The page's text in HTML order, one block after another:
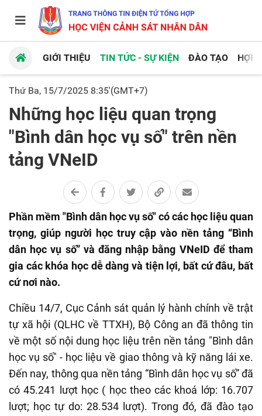
GIỚI THIỆU TIN TỨC - SỰ KIỆN ĐÀO TẠO HỢP
Thứ Ba, 15/7/2025 8:35'(GMT+7)
Những học liệu quan trọng
"Bình dân học vụ số" trên nền
tảng VNeID
Phần mềm "Bình dân học vụ số" có các học liệu quan
trọng, giúp người học truy cập vào nền tảng “Bình
dân học vụ số” và đăng nhập bằng VNeID để tham
gia các khóa học dễ dàng và tiện lợi, bất cứ đâu, bất
cứ nơi nào.
Chiều 14/7, Cục Cảnh sát quản lý hành chính về trật
tự xã hội (QLHC về TTXH), Bộ Công an đã thông tin
về một số nội dung học liệu trên nền tảng "Bình dân
học vụ số" - học liệu về giao thông và kỹ năng lái xe.
Đến nay, thông qua nền tảng “Bình dân học vụ số” đã
có 45.241 lượt học ( học theo các khoá lớp: 16.707
lượt; học tự do: 28.534 lượt). Trong đó, đã đào tạo